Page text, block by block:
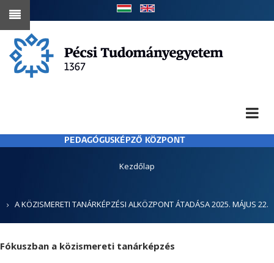
Ugrás
tartalomra
PEDAGÓGUSKÉPZŐ KÖZPONT
Kezdőlap
A KÖZISMERETI TANÁRKÉPZÉSI ALKÖZPONT ÁTADÁSA 2025. MÁJUS 22.
Fókuszban a közismereti tanárképzés